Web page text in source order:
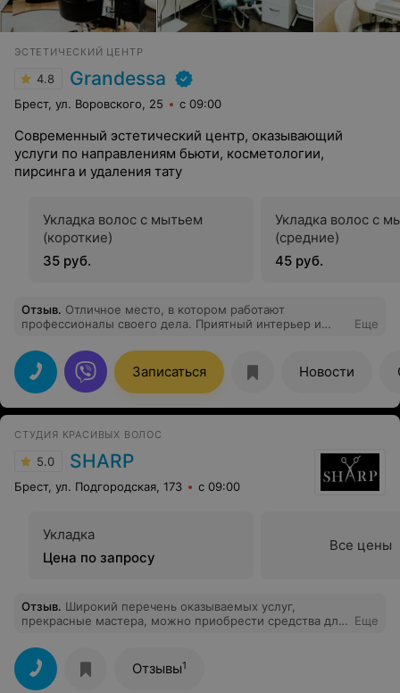
ЭСТЕТИЧЕСКИЙ ЦЕНТР
4.8 Grandessa
Брест, ул. Воровского, 25 с 09:00
Современный эстетический центр, оказывающий
услуги по направлениям бьюти, косметологии,
пирсинга и удаления тату
Укладка волос с мытьем
(короткие)
35 руб.
Укладка волос с
(средние)
45 руб.
Отзыв. Отличное место, в котором работают
профессионалы своего дела. Приятный интерьер и
Еще
Записаться Новости
СТУДИЯ КРАСИВЫХ ВОЛОС
5.0 SHARP
Брест, ул. Подгородская, 173 с 09:00
Укладка
Цена по запросу
Все цены
Отзыв. Широкий перечень оказываемых услуг,
прекрасные мастера, можно приобрести средства для
подойдёт именно Вам. На услуги молодого мастера
действует скидка. Обязательно приду снова!
Еще
Отзывы1